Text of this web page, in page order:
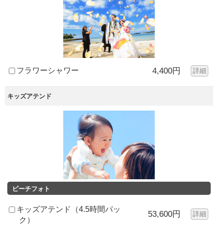
フラワーシャワー 4,400円 詳細
キッズアテンド
ビーチフォト
キッズアテンド（4.5時間パッ
ク）
53,600円 詳細